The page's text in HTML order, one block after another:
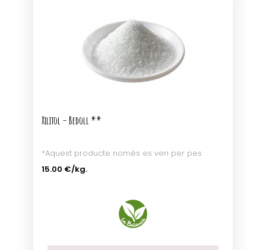
Xilitol – Bedoll **
*Aquest producte només es ven per pes
15.00 €/kg.